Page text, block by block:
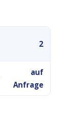
2
auf
Anfrage